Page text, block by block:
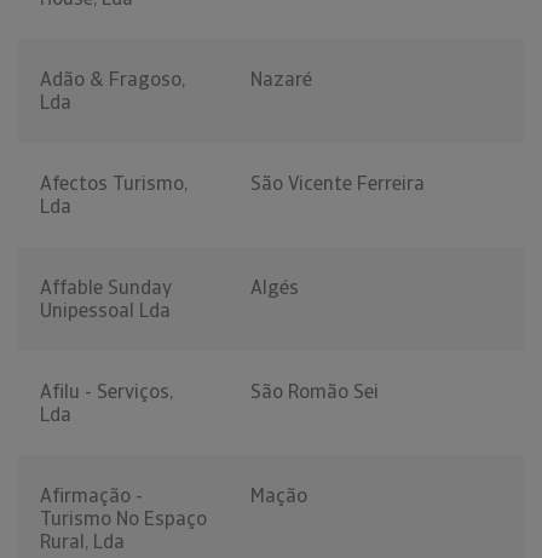
Adão & Fragoso,
Lda
Nazaré
Afectos Turismo,
Lda
São Vicente Ferreira
Affable Sunday
Unipessoal Lda
Algés
Afilu - Serviços,
Lda
São Romão Sei
Afirmação -
Turismo No Espaço
Rural, Lda
Mação